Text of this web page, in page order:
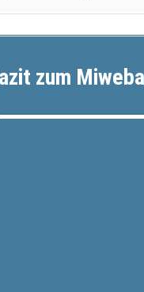
zum